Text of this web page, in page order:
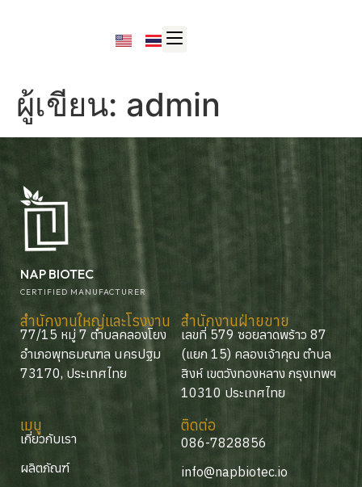
ผู้เขียน: admin
NAP BIOTEC
CERTIFIED MANUFACTURER
สำนักงานใหญ่และโรงงาน
77/15 หมู่ 7 ตำบลคลองโยง
อำเภอพุทธมณฑล นครปฐม
73170, ประเทศไทย
สำนักงานฝ่ายขาย
เลขที่ 579 ซอยลาดพร้าว 87
(แยก 15) คลองเจ้าคุณ ตำบล
สิงห์ เขตวังทองหลาง กรุงเทพฯ
10310 ประเทศไทย
เมนู
เกี่ยวกับเรา
ผลิตภัณฑ์
ติดต่อ
086-7828856
info@napbiotec.io